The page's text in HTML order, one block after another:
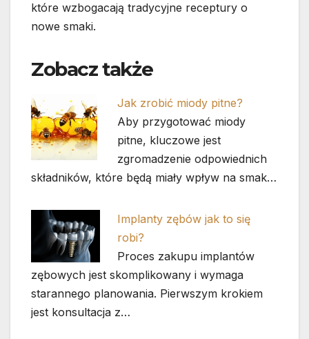
które wzbogacają tradycyjne receptury o
nowe smaki.
Zobacz także
Jak zrobić miody pitne?
Aby przygotować miody
pitne, kluczowe jest
zgromadzenie odpowiednich
składników, które będą miały wpływ na smak…
Implanty zębów jak to się
robi?
Proces zakupu implantów
zębowych jest skomplikowany i wymaga
starannego planowania. Pierwszym krokiem
jest konsultacja z…